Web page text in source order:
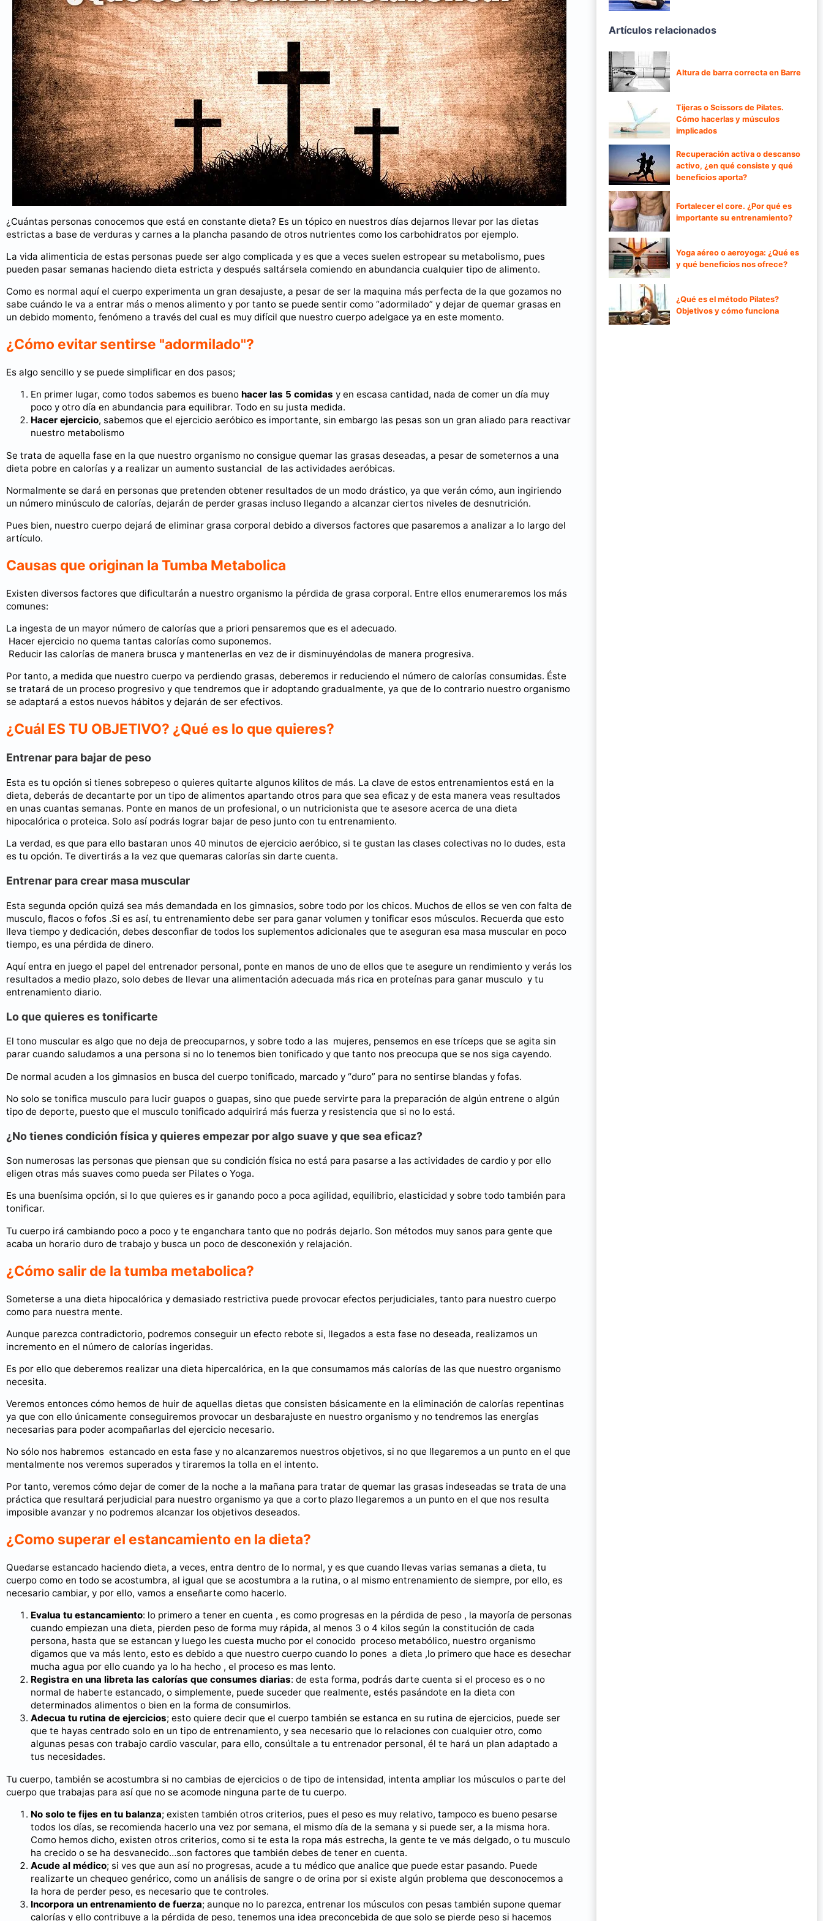
¿Cuántas personas conocemos que está en constante dieta? Es un tópico en nuestros días dejarnos llevar por las dietas
estrictas a base de verduras y carnes a la plancha pasando de otros nutrientes como los carbohidratos por ejemplo.
La vida alimenticia de estas personas puede ser algo complicada y es que a veces suelen estropear su metabolismo, pues
pueden pasar semanas haciendo dieta estricta y después saltársela comiendo en abundancia cualquier tipo de alimento.
Como es normal aquí el cuerpo experimenta un gran desajuste, a pesar de ser la maquina más perfecta de la que gozamos no
sabe cuándo le va a entrar más o menos alimento y por tanto se puede sentir como “adormilado” y dejar de quemar grasas en
un debido momento, fenómeno a través del cual es muy difícil que nuestro cuerpo adelgace ya en este momento.
¿Cómo evitar sentirse "adormilado"?
Es algo sencillo y se puede simplificar en dos pasos;
En primer lugar, como todos sabemos es bueno hacer las 5 comidas y en escasa cantidad, nada de comer un día muy
poco y otro día en abundancia para equilibrar. Todo en su justa medida.
Hacer ejercicio, sabemos que el ejercicio aeróbico es importante, sin embargo las pesas son un gran aliado para reactivar
nuestro metabolismo
Se trata de aquella fase en la que nuestro organismo no consigue quemar las grasas deseadas, a pesar de someternos a una
dieta pobre en calorías y a realizar un aumento sustancial de las actividades aeróbicas.
Normalmente se dará en personas que pretenden obtener resultados de un modo drástico, ya que verán cómo, aun ingiriendo
un número minúsculo de calorías, dejarán de perder grasas incluso llegando a alcanzar ciertos niveles de desnutrición.
Pues bien, nuestro cuerpo dejará de eliminar grasa corporal debido a diversos factores que pasaremos a analizar a lo largo del
artículo.
Causas que originan la Tumba Metabolica
Existen diversos factores que dificultarán a nuestro organismo la pérdida de grasa corporal. Entre ellos enumeraremos los más
comunes:
La ingesta de un mayor número de calorías que a priori pensaremos que es el adecuado.
Hacer ejercicio no quema tantas calorías como suponemos.
Reducir las calorías de manera brusca y mantenerlas en vez de ir disminuyéndolas de manera progresiva.
Por tanto, a medida que nuestro cuerpo va perdiendo grasas, deberemos ir reduciendo el número de calorías consumidas. Éste
se tratará de un proceso progresivo y que tendremos que ir adoptando gradualmente, ya que de lo contrario nuestro organismo
se adaptará a estos nuevos hábitos y dejarán de ser efectivos.
¿Cuál ES TU OBJETIVO? ¿Qué es lo que quieres?
Entrenar para bajar de peso
Esta es tu opción si tienes sobrepeso o quieres quitarte algunos kilitos de más. La clave de estos entrenamientos está en la
dieta, deberás de decantarte por un tipo de alimentos apartando otros para que sea eficaz y de esta manera veas resultados
en unas cuantas semanas. Ponte en manos de un profesional, o un nutricionista que te asesore acerca de una dieta
hipocalórica o proteica. Solo así podrás lograr bajar de peso junto con tu entrenamiento.
La verdad, es que para ello bastaran unos 40 minutos de ejercicio aeróbico, si te gustan las clases colectivas no lo dudes, esta
es tu opción. Te divertirás a la vez que quemaras calorías sin darte cuenta.
Entrenar para crear masa muscular
Esta segunda opción quizá sea más demandada en los gimnasios, sobre todo por los chicos. Muchos de ellos se ven con falta de
musculo, flacos o fofos .Si es así, tu entrenamiento debe ser para ganar volumen y tonificar esos músculos. Recuerda que esto
lleva tiempo y dedicación, debes desconfiar de todos los suplementos adicionales que te aseguran esa masa muscular en poco
tiempo, es una pérdida de dinero.
Aquí entra en juego el papel del entrenador personal, ponte en manos de uno de ellos que te asegure un rendimiento y verás los
resultados a medio plazo, solo debes de llevar una alimentación adecuada más rica en proteínas para ganar musculo y tu
entrenamiento diario.
Lo que quieres es tonificarte
El tono muscular es algo que no deja de preocuparnos, y sobre todo a las mujeres, pensemos en ese tríceps que se agita sin
parar cuando saludamos a una persona si no lo tenemos bien tonificado y que tanto nos preocupa que se nos siga cayendo.
De normal acuden a los gimnasios en busca del cuerpo tonificado, marcado y “duro” para no sentirse blandas y fofas.
No solo se tonifica musculo para lucir guapos o guapas, sino que puede servirte para la preparación de algún entrene o algún
tipo de deporte, puesto que el musculo tonificado adquirirá más fuerza y resistencia que si no lo está.
¿No tienes condición física y quieres empezar por algo suave y que sea eficaz?
Son numerosas las personas que piensan que su condición física no está para pasarse a las actividades de cardio y por ello
eligen otras más suaves como pueda ser Pilates o Yoga.
Es una buenísima opción, si lo que quieres es ir ganando poco a poca agilidad, equilibrio, elasticidad y sobre todo también para
tonificar.
Tu cuerpo irá cambiando poco a poco y te enganchara tanto que no podrás dejarlo. Son métodos muy sanos para gente que
acaba un horario duro de trabajo y busca un poco de desconexión y relajación.
¿Cómo salir de la tumba metabolica?
Someterse a una dieta hipocalórica y demasiado restrictiva puede provocar efectos perjudiciales, tanto para nuestro cuerpo
como para nuestra mente.
Aunque parezca contradictorio, podremos conseguir un efecto rebote si, llegados a esta fase no deseada, realizamos un
incremento en el número de calorías ingeridas.
Es por ello que deberemos realizar una dieta hipercalórica, en la que consumamos más calorías de las que nuestro organismo
necesita.
Veremos entonces cómo hemos de huir de aquellas dietas que consisten básicamente en la eliminación de calorías repentinas
ya que con ello únicamente conseguiremos provocar un desbarajuste en nuestro organismo y no tendremos las energías
necesarias para poder acompañarlas del ejercicio necesario.
No sólo nos habremos estancado en esta fase y no alcanzaremos nuestros objetivos, si no que llegaremos a un punto en el que
mentalmente nos veremos superados y tiraremos la tolla en el intento.
Por tanto, veremos cómo dejar de comer de la noche a la mañana para tratar de quemar las grasas indeseadas se trata de una
práctica que resultará perjudicial para nuestro organismo ya que a corto plazo llegaremos a un punto en el que nos resulta
imposible avanzar y no podremos alcanzar los objetivos deseados.
¿Como superar el estancamiento en la dieta?
Quedarse estancado haciendo dieta, a veces, entra dentro de lo normal, y es que cuando llevas varias semanas a dieta, tu
cuerpo como en todo se acostumbra, al igual que se acostumbra a la rutina, o al mismo entrenamiento de siempre, por ello, es
necesario cambiar, y por ello, vamos a enseñarte como hacerlo.
Evalua tu estancamiento: lo primero a tener en cuenta , es como progresas en la pérdida de peso , la mayoría de personas
cuando empiezan una dieta, pierden peso de forma muy rápida, al menos 3 o 4 kilos según la constitución de cada
persona, hasta que se estancan y luego les cuesta mucho por el conocido proceso metabólico, nuestro organismo
digamos que va más lento, esto es debido a que nuestro cuerpo cuando lo pones a dieta ,lo primero que hace es desechar
mucha agua por ello cuando ya lo ha hecho , el proceso es mas lento.
Registra en una libreta las calorías que consumes diarias: de esta forma, podrás darte cuenta si el proceso es o no
normal de haberte estancado, o simplemente, puede suceder que realmente, estés pasándote en la dieta con
determinados alimentos o bien en la forma de consumirlos.
Adecua tu rutina de ejercicios; esto quiere decir que el cuerpo también se estanca en su rutina de ejercicios, puede ser
que te hayas centrado solo en un tipo de entrenamiento, y sea necesario que lo relaciones con cualquier otro, como
algunas pesas con trabajo cardio vascular, para ello, consúltale a tu entrenador personal, él te hará un plan adaptado a
tus necesidades.
Tu cuerpo, también se acostumbra si no cambias de ejercicios o de tipo de intensidad, intenta ampliar los músculos o parte del
cuerpo que trabajas para así que no se acomode ninguna parte de tu cuerpo.
No solo te fijes en tu balanza; existen también otros criterios, pues el peso es muy relativo, tampoco es bueno pesarse
todos los días, se recomienda hacerlo una vez por semana, el mismo día de la semana y si puede ser, a la misma hora.
Como hemos dicho, existen otros criterios, como si te esta la ropa más estrecha, la gente te ve más delgado, o tu musculo
ha crecido o se ha desvanecido…son factores que también debes de tener en cuenta.
Acude al médico; si ves que aun así no progresas, acude a tu médico que analice que puede estar pasando. Puede
realizarte un chequeo genérico, como un análisis de sangre o de orina por si existe algún problema que desconocemos a
la hora de perder peso, es necesario que te controles.
Incorpora un entrenamiento de fuerza; aunque no lo parezca, entrenar los músculos con pesas también supone quemar
calorías y ello contribuye a la pérdida de peso, tenemos una idea preconcebida de que solo se pierde peso si hacemos
Artículos relacionados
Altura de barra correcta en Barre
Tijeras o Scissors de Pilates.
Cómo hacerlas y músculos
implicados
Recuperación activa o descanso
activo, ¿en qué consiste y qué
beneficios aporta?
Fortalecer el core. ¿Por qué es
importante su entrenamiento?
Yoga aéreo o aeroyoga: ¿Qué es
y qué beneficios nos ofrece?
¿Qué es el método Pilates?
Objetivos y cómo funciona